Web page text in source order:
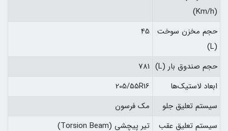
(Km/h)
حجم مخزن سوخت
(L)
45
حجم صندوق بار (L)
781
ابعاد لاستیک‌ها
205/55R16
سیستم تعلیق جلو
مک فرسون
سیستم تعلیق عقب
تیر پیچشی (Torsion Beam)